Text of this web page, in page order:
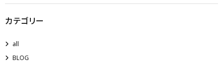
カテゴリー
all
BLOG